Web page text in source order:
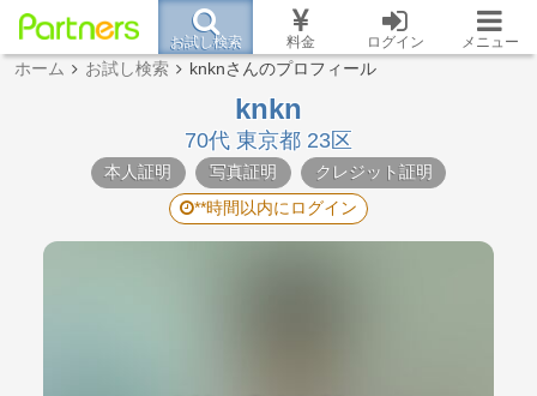
お試し検索 料金 ログイン メニュー
ホーム お試し検索 knknさんのプロフィール
knkn
70代 東京都 23区
本人証明 写真証明
クレジット証明
**時間以内にログイン